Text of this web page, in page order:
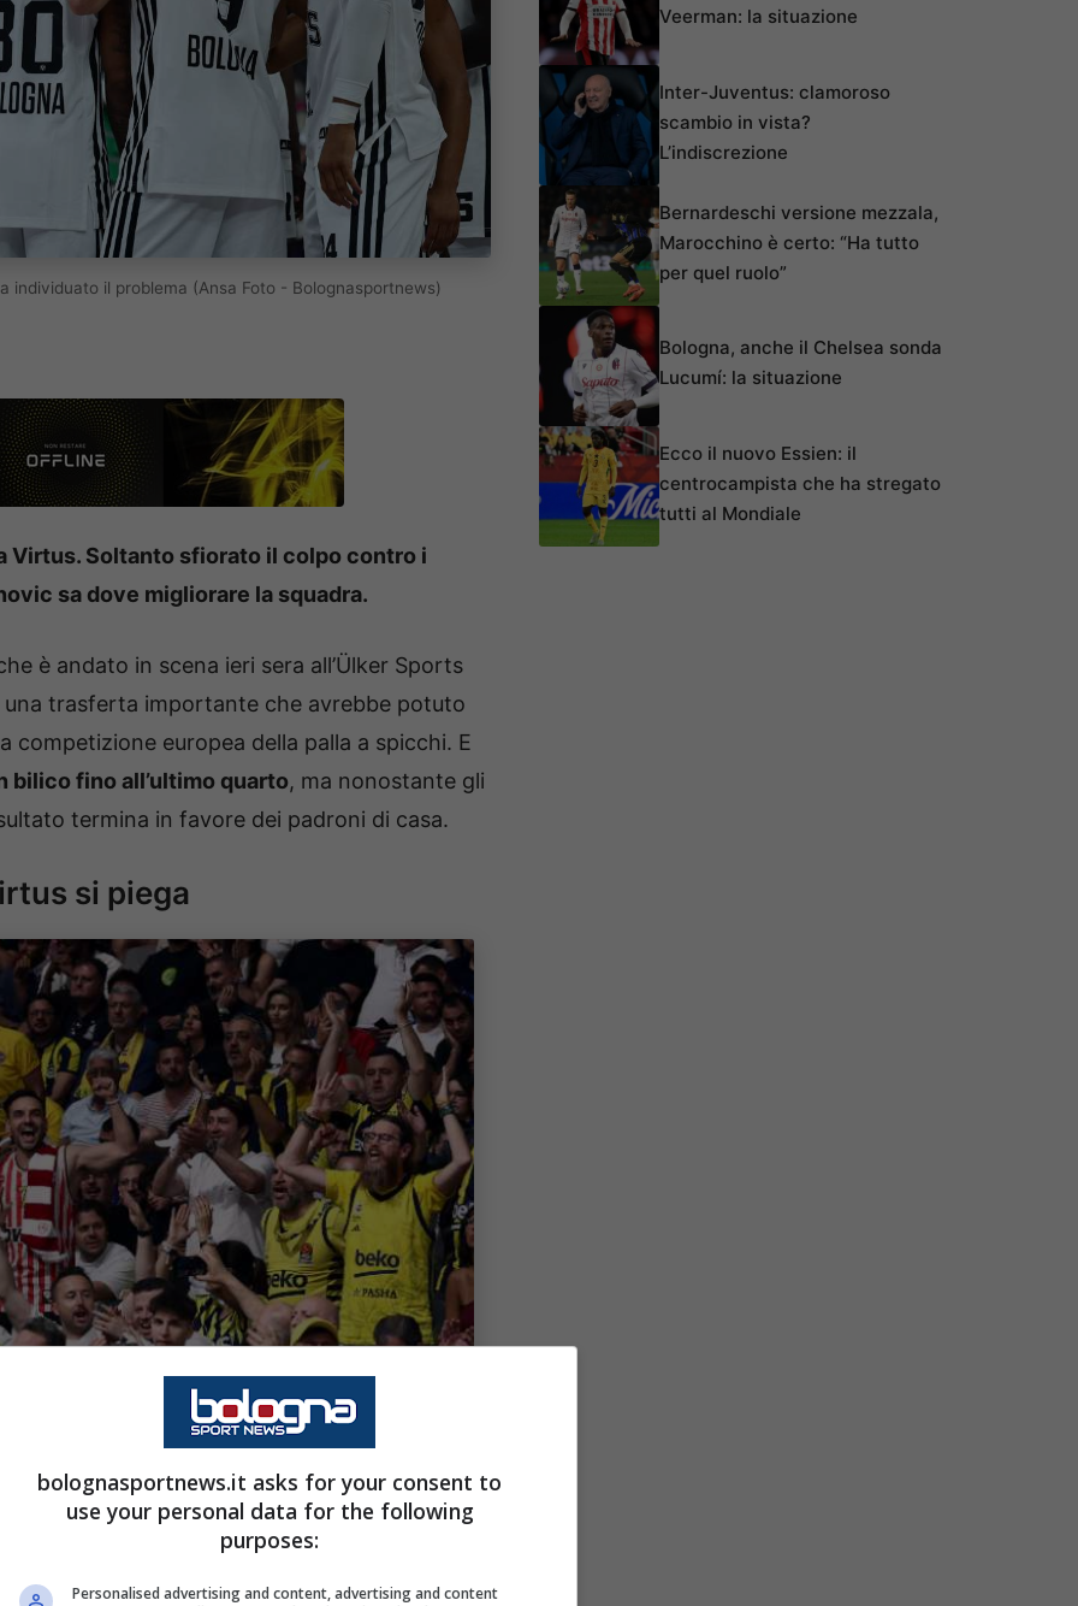
individuato il problema (Ansa Foto - Bolognasportnews)
Virtus. Soltanto sfiorato il colpo contro i
sa dove migliorare la squadra.
è andato in scena ieri sera all’Ülker Sports
una trasferta importante che avrebbe potuto
competizione europea della palla a spicchi. E
bilico fino all’ultimo quarto, ma nonostante gli
termina in favore dei padroni di casa.
si piega
Nel/Getty Images/via OneFootball –
Veerman: la situazione
Inter-Juventus: clamoroso
scambio in vista?
L’indiscrezione
Bernardeschi versione mezzala,
Marocchino è certo: “Ha tutto
per quel ruolo”
Bologna, anche il Chelsea sonda
Lucumí: la situazione
Ecco il nuovo Essien: il
centrocampista che ha stregato
tutti al Mondiale
bolognasportnews.it asks for your consent to
use your personal data for the following
purposes:
Personalised advertising and content, advertising and content